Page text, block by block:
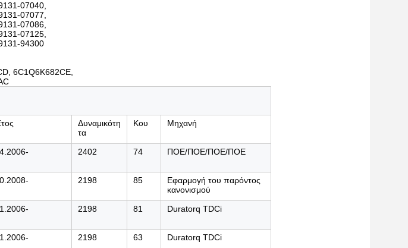
07040,
07077,
07086,
07125,
94300
6C1Q6K682CE,
Δυναμικότη
τα
Κου Μηχανή
2402 74 ΠΟΕ/ΠΟΕ/ΠΟΕ/ΠΟΕ
2198 85
Εφαρμογή του παρόντος
κανονισμού
2198 81 Duratorq TDCi
2198 63 Duratorq TDCi